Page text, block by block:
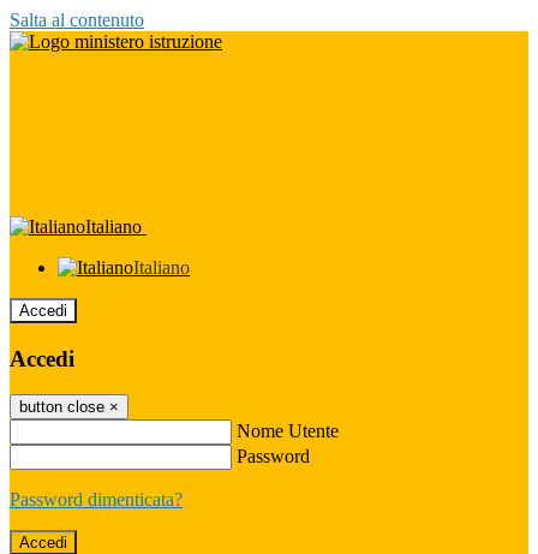
Salta al contenuto
Italiano
Italiano
Accedi
Accedi
button close ×
Nome Utente
Password
Password dimenticata?